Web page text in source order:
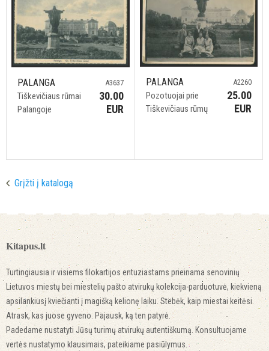
PALANGA
Tiškevičiaus rūmai
Palangoje
A3637
30.00
EUR
PALANGA
Pozotuojai prie
Tiškevičiaus rūmų
A2260
25.00
EUR
Grįžti į katalogą
Kitapus.lt
Turtingiausia ir visiems filokartijos entuziastams prieinama senovinių
Lietuvos miestų bei miestelių pašto atvirukų kolekcija-parduotuvė, kiekvieną
apsilankiusį kviečianti į magišką kelionę laiku. Stebėk, kaip miestai keitėsi.
Atrask, kas juose gyveno. Pajausk, ką ten patyrė.
Padedame nustatyti Jūsų turimų atvirukų autentiškumą. Konsultuojame
vertės nustatymo klausimais, pateikiame pasiūlymus.